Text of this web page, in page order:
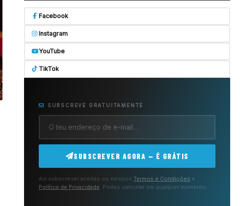
Facebook
Instagram
YouTube
TikTok
SUBSCREVE GRATUITAMENTE
SUBSCREVER AGORA — É GRÁTIS
Ao subscrever aceitas os nossos Termos e Condições e
Política de Privacidade . Podes cancelar em qualquer momento.